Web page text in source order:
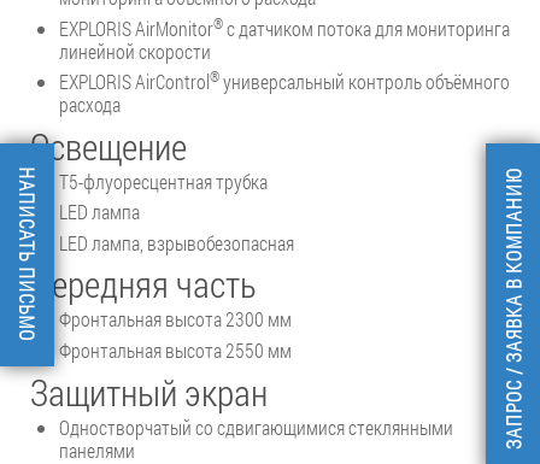
EXPLORIS AirMonitor®с датчиком потока для мониторинга
линейной скорости
EXPLORIS AirControl®универсальный контроль объёмного
расхода
Освещение
Т5-флуоресцентная трубка
LED лампа
LED лампа, взрывобезопасная
Передняя часть
Фронтальная высота 2300 мм
Фронтальная высота 2550 мм
Защитный экран
Одностворчатый со сдвигающимися стеклянными
панелями
ЗАПРОС / ЗАЯВКА В КОМПАНИЮ
НАПИСАТЬ ПИСЬМО